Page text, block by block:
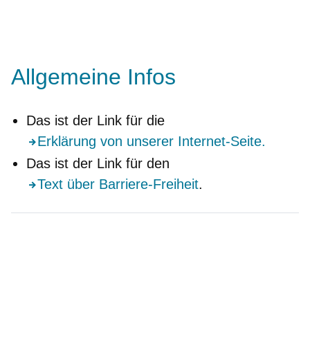
Allgemeine Infos
Das ist der Link für die
Erklärung von unserer Internet-Seite.
Das ist der Link für den
Text über Barriere-Freiheit.